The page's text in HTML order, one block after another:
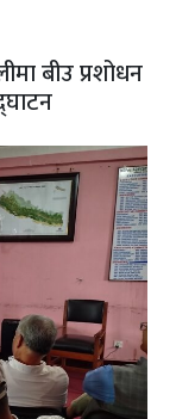
बीउ प्रशोधन